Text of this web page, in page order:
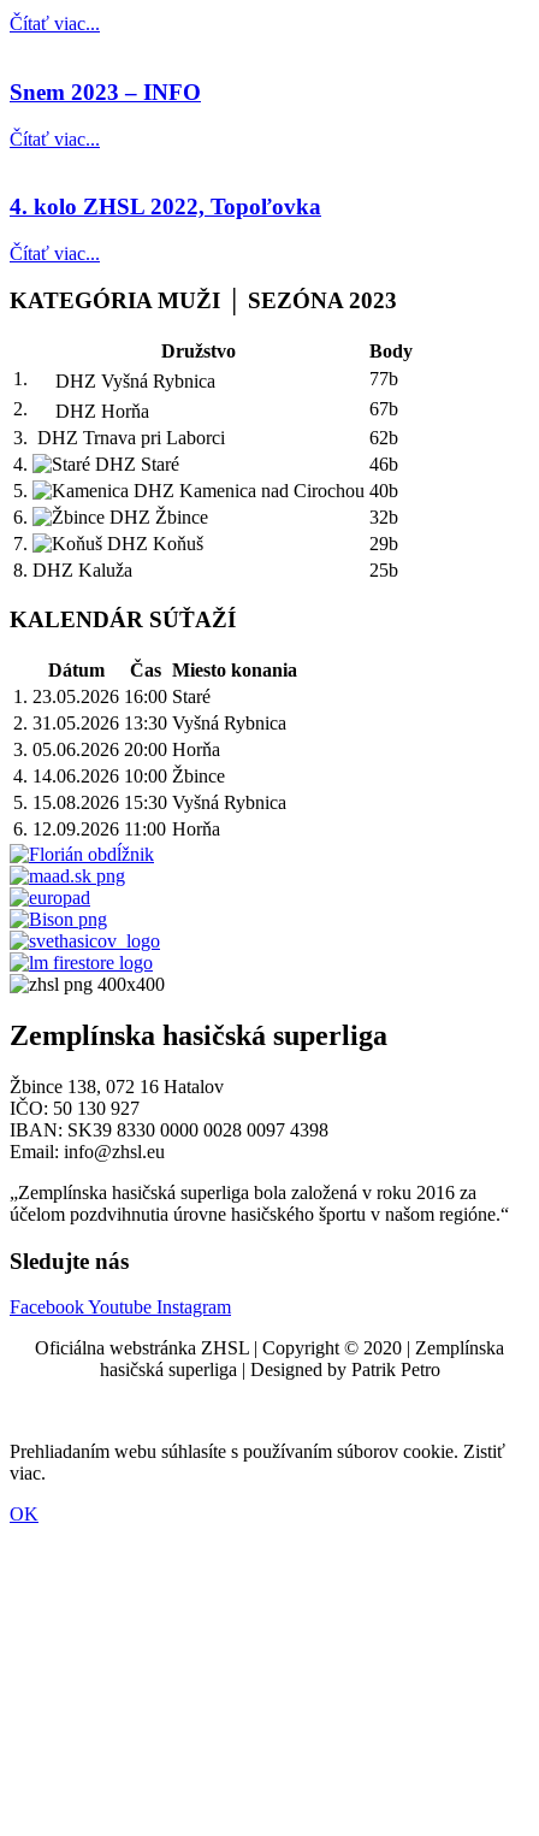
Čítať viac...
Snem 2023 – INFO
Čítať viac...
4. kolo ZHSL 2022, Topoľovka
Čítať viac...
KATEGÓRIA MUŽI │ SEZÓNA 2023
Družstvo
Body
1.
DHZ Vyšná Rybnica
77b
2.
DHZ Horňa
67b
3. DHZ Trnava pri Laborci
62b
4.
DHZ Staré
46b
5.
DHZ Kamenica nad Cirochou 40b
6.
DHZ Žbince
32b
7.
DHZ Koňuš
29b
8. DHZ Kaluža 25b
KALENDÁR SÚŤAŽÍ
Dátum Čas Miesto konania
1. 23.05.2026 16:00 Staré
2. 31.05.2026 13:30 Vyšná Rybnica
3. 05.06.2026 20:00 Horňa
4. 14.06.2026 10:00 Žbince
5. 15.08.2026 15:30 Vyšná Rybnica
6. 12.09.2026 11:00 Horňa
Zemplínska hasičská superliga
Žbince 138, 072 16 Hatalov
IČO: 50 130 927
IBAN: SK39 8330 0000 0028 0097 4398
Email: info@zhsl.eu
„Zemplínska hasičská superliga bola založená v roku 2016 za
účelom pozdvihnutia úrovne hasičského športu v našom regióne.“
Sledujte nás
FacebookYoutube Instagram
Oficiálna webstránka ZHSL | Copyright © 2020 | Zemplínska
hasičská superliga | Designed by Patrik Petro
Prehliadaním webu súhlasíte s používaním súborov cookie. Zistiť
viac.
OK